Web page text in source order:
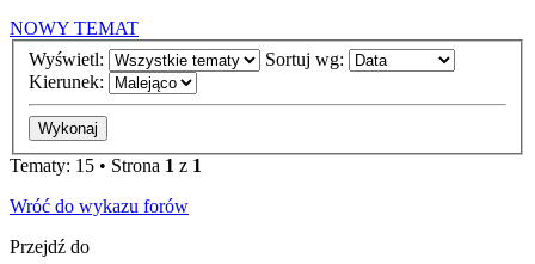
NOWY TEMAT
Wyświetl:
Sortuj wg:
Kierunek:
Tematy: 15 • Strona 1 z 1
Wróć do wykazu forów
Przejdź do